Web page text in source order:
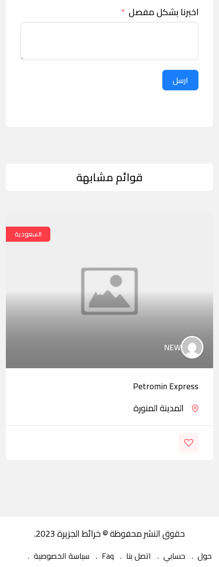
اخبرنا بشكل مفصل
ارسل
قوائم مشابهة
السعودية
NEW
Petromin Express
المدينة المنورة
حقوق النشر محفوظة © خرائط الجزيرة 2023.
حول حسابي اتصل بنا Faq سياسة الخصوصية